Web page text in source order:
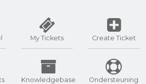
My Tickets Create Ticket
Knowledgebase
Ondersteuning